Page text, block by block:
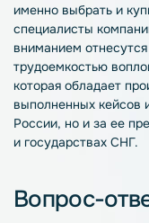
именно выбрать и
специалисты
вниманием
трудоемкостью
которая обладает
выполненных кейсов
России, но и за ее
и государствах СНГ.
Вопрос-